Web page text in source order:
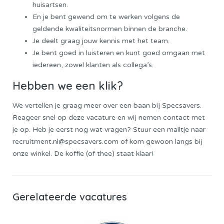
huisartsen.
En je bent gewend om te werken volgens de
geldende kwaliteitsnormen binnen de branche.
Je deelt graag jouw kennis met het team.
Je bent goed in luisteren en kunt goed omgaan met
iedereen, zowel klanten als collega’s.
Hebben we een klik?
We vertellen je graag meer over een baan bij Specsavers.
Reageer snel op deze vacature en wij nemen contact met
je op. Heb je eerst nog wat vragen? Stuur een mailtje naar
recruitment.nl@specsavers.com of kom gewoon langs bij
onze winkel. De koffie (of thee) staat klaar!
Gerelateerde vacatures